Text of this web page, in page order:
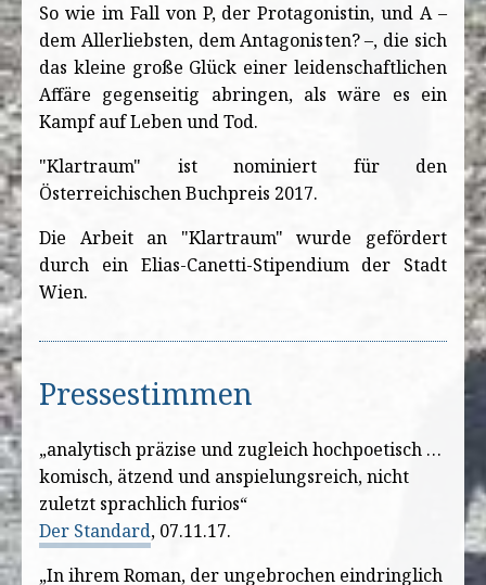
So wie im Fall von P, der Protagonistin, und A –
dem Allerliebsten, dem Antagonisten? –, die sich
das kleine große Glück einer leidenschaftlichen
Affäre gegenseitig abringen, als wäre es ein
Kampf auf Leben und Tod.
"Klartraum" ist nominiert für den
Österreichischen Buchpreis 2017.
Die Arbeit an "Klartraum" wurde gefördert
durch ein Elias-Canetti-Stipendium der Stadt
Wien.
Pressestimmen
„analytisch präzise und zugleich hochpoetisch …
komisch, ätzend und anspielungsreich, nicht
zuletzt sprachlich furios“
Der Standard, 07.11.17.
„In ihrem Roman, der ungebrochen eindringlich